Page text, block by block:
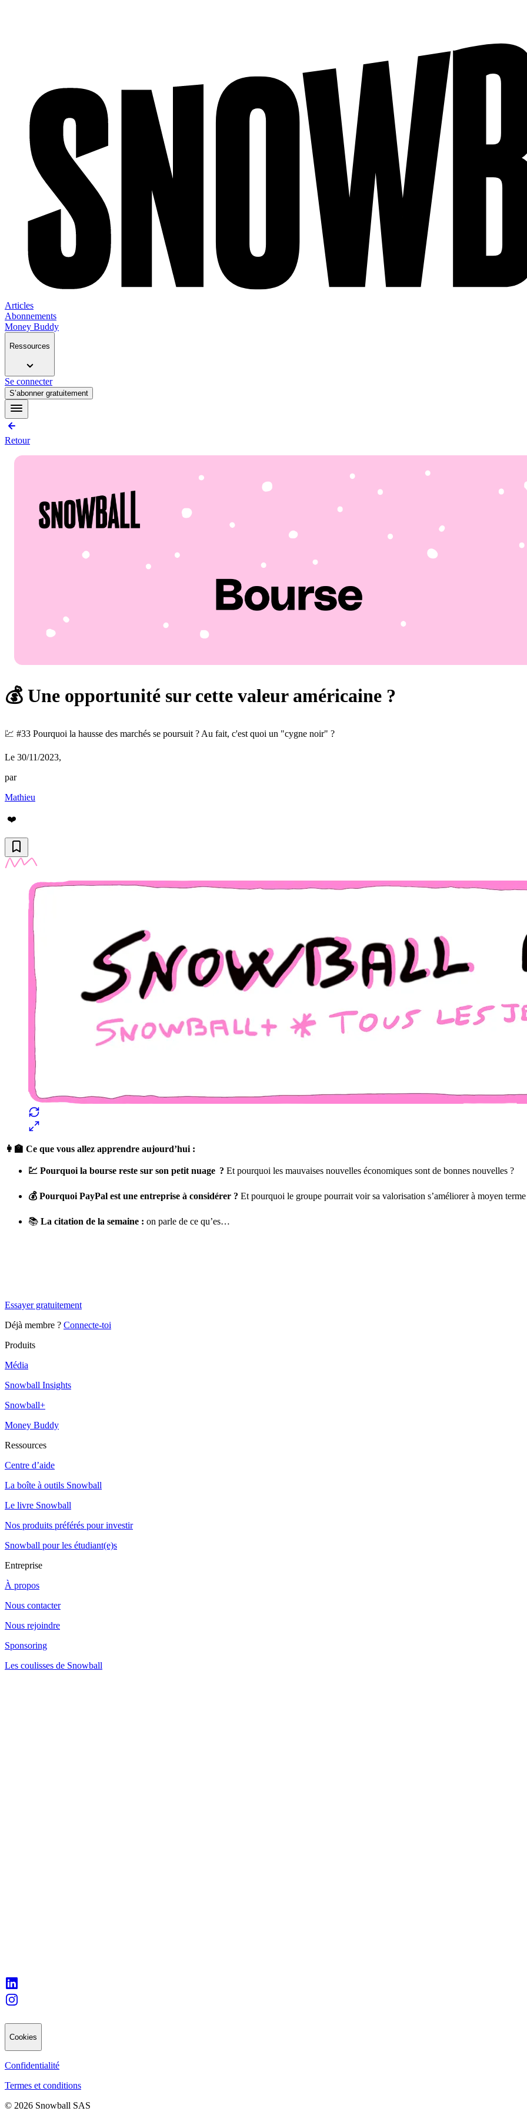
Articles
Abonnements
Money Buddy
Ressources
Se connecter
S’abonner gratuitement
Retour
💰 Une opportunité sur cette valeur américaine ?
💹 #33 Pourquoi la hausse des marchés se poursuit ? Au fait, c'est quoi un "cygne noir" ?
Le 30/11/2023,
par
Mathieu
❤️
👩‍🏫 Ce que vous allez apprendre aujourd’hui :
💹 Pourquoi la bourse reste sur son petit nuage ? Et pourquoi les mauvaises nouvelles économiques sont de bonnes nouvelles ?
💰 Pourquoi PayPal est une entreprise à considérer ? Et pourquoi le groupe pourrait voir sa valorisation s’améliorer à moyen terme
📚 La citation de la semaine : on parle de ce qu’es…
Essayer gratuitement
Déjà membre ? Connecte-toi
Produits
Média
Snowball Insights
Snowball+
Money Buddy
Ressources
Centre d’aide
La boîte à outils Snowball
Le livre Snowball
Nos produits préférés pour investir
Snowball pour les étudiant(e)s
Entreprise
À propos
Nous contacter
Nous rejoindre
Sponsoring
Les coulisses de Snowball
Cookies
Confidentialité
Termes et conditions
© 2026 Snowball SAS